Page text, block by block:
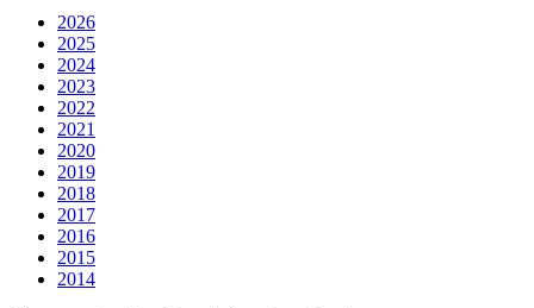
2026
2025
2024
2023
2022
2021
2020
2019
2018
2017
2016
2015
2014